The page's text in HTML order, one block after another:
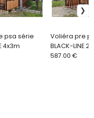
psa série
4x3m
Voliéra pre
BLACK-LINE
587.00 €